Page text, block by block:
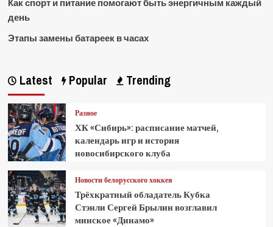
Как спорт и питание помогают быть энергичным каждый
день
Этапы замены батареек в часах
Latest Popular Trending
Разное
ХК «Сибирь»: расписание матчей,
календарь игр и история
новосибирского клуба
Новости белорусского хоккея
Трёхкратный обладатель Кубка
Стэнли Сергей Брылин возглавил
минское «Динамо»